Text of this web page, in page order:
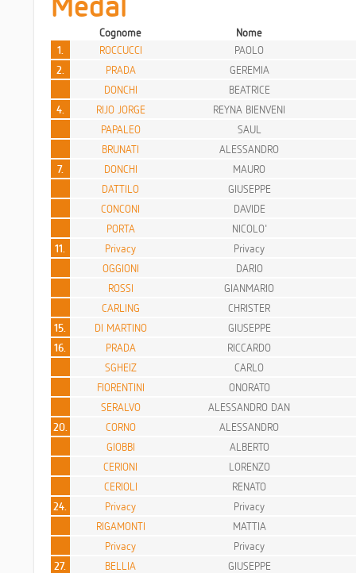
Cognome
Nome
1.
ROCCUCCI
PAOLO
2.
PRADA
GEREMIA
DONCHI
BEATRICE
4.
RIJO JORGE
REYNA BIENVENI
PAPALEO
SAUL
BRUNATI
ALESSANDRO
7.
DONCHI
MAURO
DATTILO
GIUSEPPE
CONCONI
DAVIDE
PORTA
NICOLO'
11.
Privacy
Privacy
OGGIONI
DARIO
ROSSI
GIANMARIO
CARLING
CHRISTER
15.
DI MARTINO
GIUSEPPE
16.
PRADA
RICCARDO
SGHEIZ
CARLO
FIORENTINI
ONORATO
SERALVO
ALESSANDRO DAN
20.
CORNO
ALESSANDRO
GIOBBI
ALBERTO
CERIONI
LORENZO
CERIOLI
RENATO
24.
Privacy
Privacy
RIGAMONTI
MATTIA
Privacy
Privacy
27.
BELLIA
GIUSEPPE